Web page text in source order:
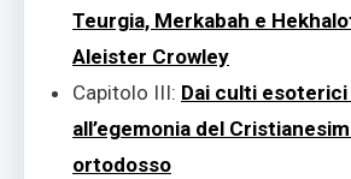
Teurgia, Merkabah e
Aleister Crowley
Capitolo III: Dai culti esoterici
all’egemonia del
ortodosso